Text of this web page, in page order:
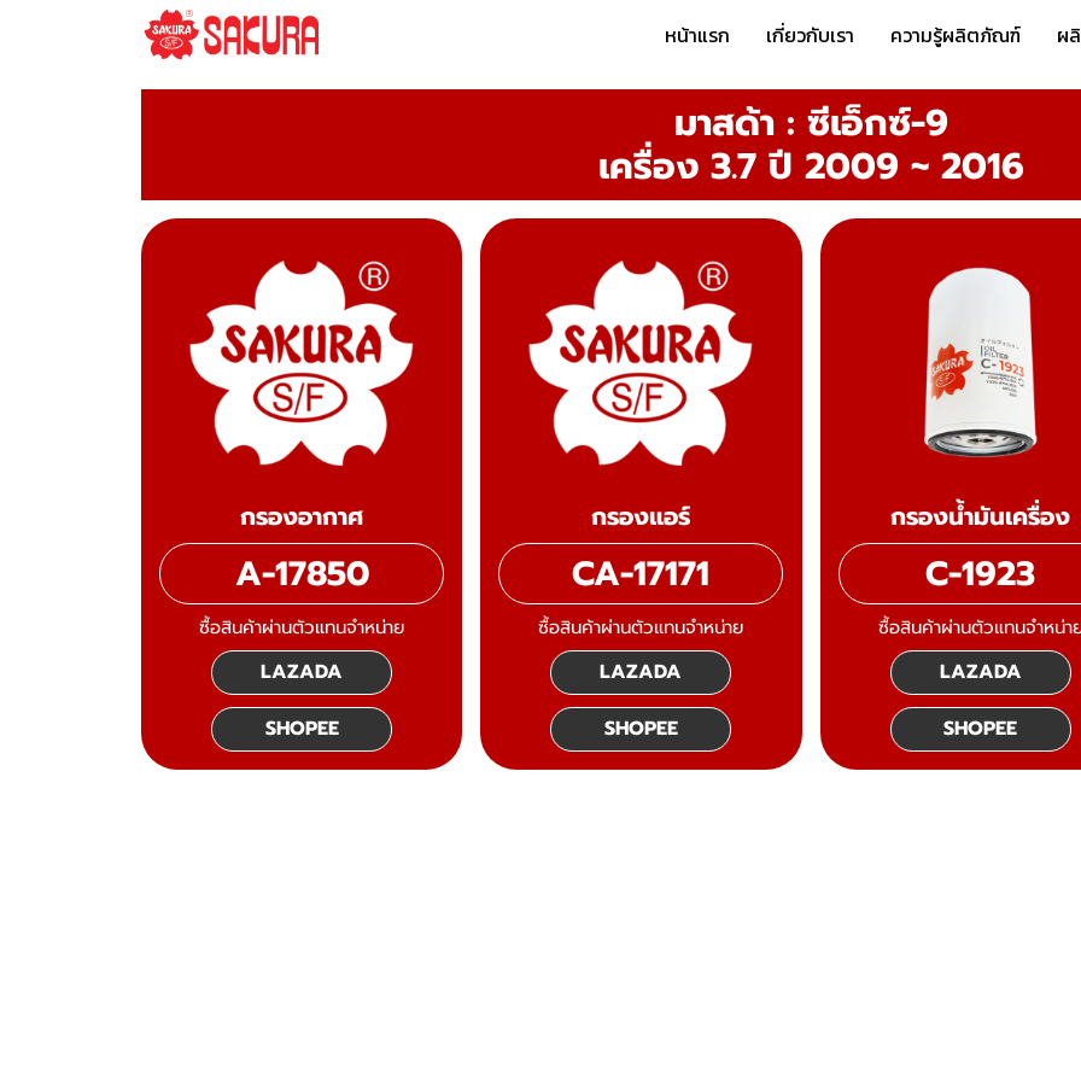
หน้าแรก เกี่ยวกับเรา ความรู้ผลิตภัณฑ์ ผ
มาสด้า : ซีเอ็กซ์-9
เครื่อง 3.7 ปี 2009 ~ 2016
กรองอากาศ
A-17850
ซื้อสินค้าผ่านตัวแทนจำหน่าย
LAZADA
SHOPEE
กรองแอร์
CA-17171
ซื้อสินค้าผ่านตัวแทนจำหน่าย
LAZADA
SHOPEE
กรองน้ำมันเครื่อง
C-1923
ซื้อสินค้าผ่านตัวแทนจำหน่า
LAZADA
SHOPEE